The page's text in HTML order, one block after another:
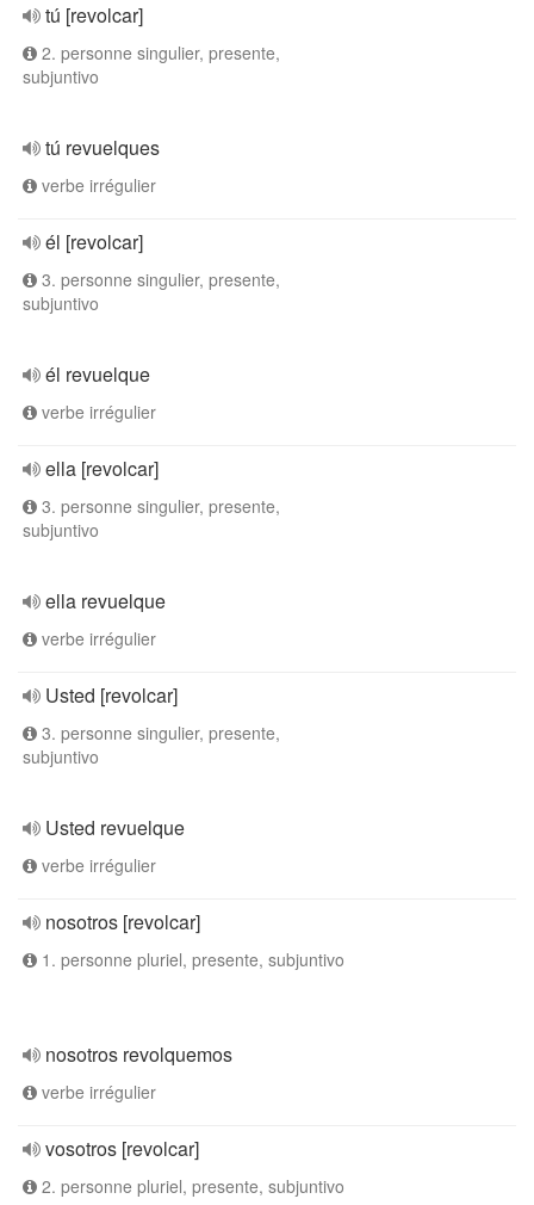
tú [revolcar]
2. personne singulier, presente,
subjuntivo
tú revuelques
verbe irrégulier
él [revolcar]
3. personne singulier, presente,
subjuntivo
él revuelque
verbe irrégulier
ella [revolcar]
3. personne singulier, presente,
subjuntivo
ella revuelque
verbe irrégulier
Usted [revolcar]
3. personne singulier, presente,
subjuntivo
Usted revuelque
verbe irrégulier
nosotros [revolcar]
1. personne pluriel, presente, subjuntivo
nosotros revolquemos
verbe irrégulier
vosotros [revolcar]
2. personne pluriel, presente, subjuntivo